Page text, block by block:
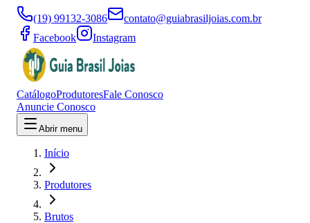
(19) 99132-3086
contato@guiabrasiljoias.com.br
Facebook
Instagram
CatálogoProdutoresFale Conosco
Anuncie Conosco
Abrir menu
Início
Produtores
Brutos